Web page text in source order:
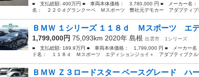
■ 支払総額: 400万円 ■ 車両本体価格： 3,780,000 円 ■ メーカー名
名： ２２０ｄグランクーペ Ｍスポーツ 弊社元デモカー アダプティブ
ＢＭＷ １シリーズ １１８ｄ Ｍスポーツ エ
1,799,000円 75,093km 2020年 島根 出雲市
1シリーズ
■ 支払総額: 189.9万円 ■ 車両本体価格： 1,799,000 円 ■ メーカー
ド名： １１８ｄ Ｍスポーツ エディションジョイ＋ アダプティブク
ＢＭＷ Ｚ３ロードスター ベースグレード